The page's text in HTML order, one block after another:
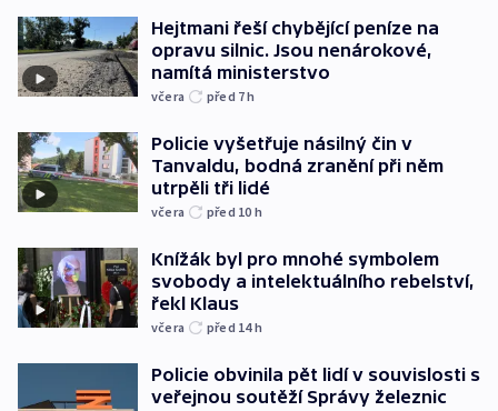
Hejtmani řeší chybějící peníze na
opravu silnic. Jsou nenárokové,
namítá ministerstvo
včera před 7h
Policie vyšetřuje násilný čin v
Tanvaldu, bodná zranění při něm
utrpěli tři lidé
včera před 10 h
Knížák byl pro mnohé symbolem
svobody a intelektuálního rebelství,
řekl Klaus
včera před 14h
Policie obvinila pět lidí v souvislosti s
veřejnou soutěží Správy železnic